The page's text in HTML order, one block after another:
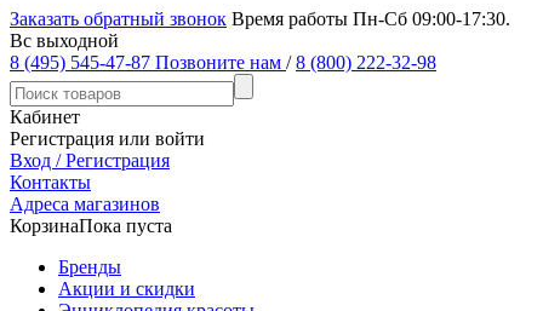
Заказать обратный звонок Время работы Пн-Сб 09:00-17:30.
Вс выходной
8 (495) 545-47-87 Позвоните нам / 8 (800) 222-32-98
Кабинет
Регистрация или войти
Вход / Регистрация
Контакты
Адреса магазинов
КорзинаПока пуста
Бренды
Акции и скидки